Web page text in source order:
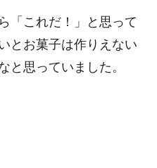
「これだ！」と思って
とお菓子は作りえない
と思っていました。